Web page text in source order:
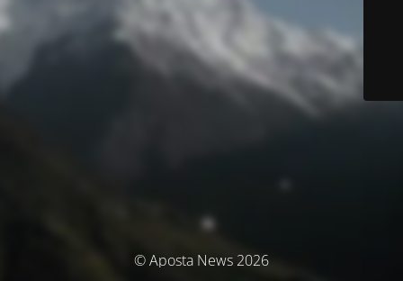
© Aposta News 2026